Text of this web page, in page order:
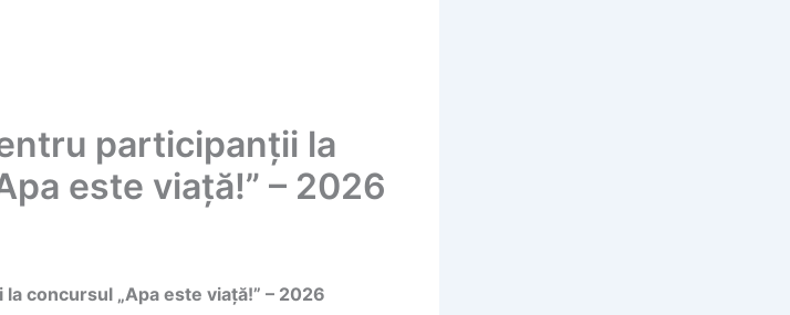
participanții la
este viață!” – 2026
concursul „Apa este viață!” – 2026